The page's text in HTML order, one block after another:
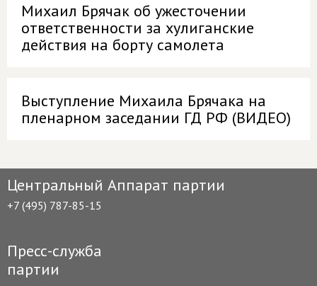
Михаил Брячак об ужесточении
ответственности за хулиганские
действия на борту самолета
Выступление Михаила Брячака на
пленарном заседании ГД РФ (ВИДЕО)
Центральный Аппарат партии
+7 (495) 787-85-15
Пресс-служба
партии